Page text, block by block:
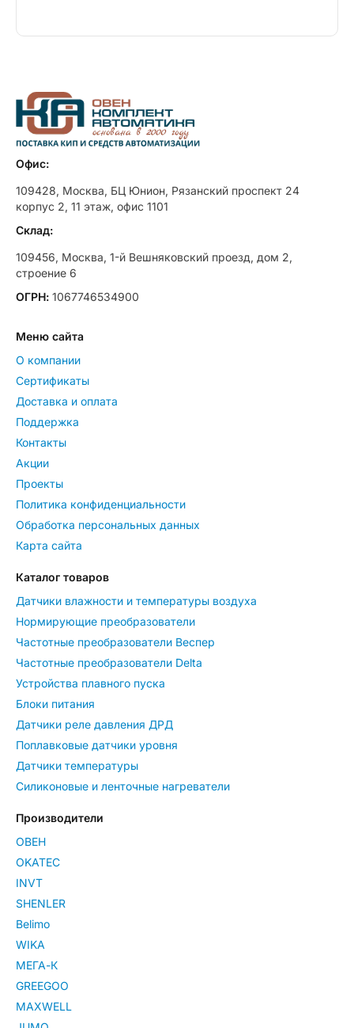
Офис:
109428, Москва, БЦ Юнион, Рязанский проспект 24
корпус 2, 11 этаж, офис 1101
Склад:
109456, Москва, 1-й Вешняковский проезд, дом 2,
строение 6
ОГРН: 1067746534900
Меню сайта
О компании
Сертификаты
Доставка и оплата
Поддержка
Контакты
Акции
Проекты
Политика конфиденциальности
Обработка персональных данных
Карта сайта
Каталог товаров
Датчики влажности и температуры воздуха
Нормирующие преобразователи
Частотные преобразователи Веспер
Частотные преобразователи Delta
Устройства плавного пуска
Блоки питания
Датчики реле давления ДРД
Поплавковые датчики уровня
Датчики температуры
Силиконовые и ленточные нагреватели
Производители
ОВЕН
OKATEC
INVT
SHENLER
Belimo
WIKA
МЕГА-К
GREEGOO
MAXWELL